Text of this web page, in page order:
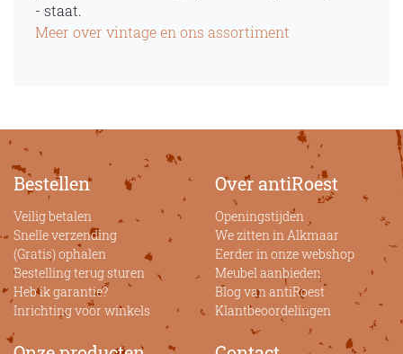
- staat.
Meer over vintage en ons assortiment
Bestellen
Veilig betalen
Snelle verzending
(Gratis) ophalen
Bestelling terug sturen
Heb ik garantie?
Inrichting voor winkels
Over antiRoest
Openingstijden
We zitten in Alkmaar
Eerder in onze webshop
Meubel aanbieden
Blog van antiRoest
Klantbeoordelingen